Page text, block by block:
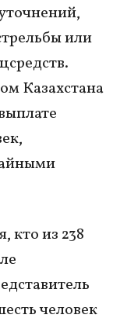
или
Казахстана
кто из 238
человек